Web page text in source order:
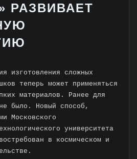
РАЗВИВАЕТ
изготовления сложных
теперь может применяться
материалов. Ранее для
было. Новый способ,
Московского
университета
в космическом и